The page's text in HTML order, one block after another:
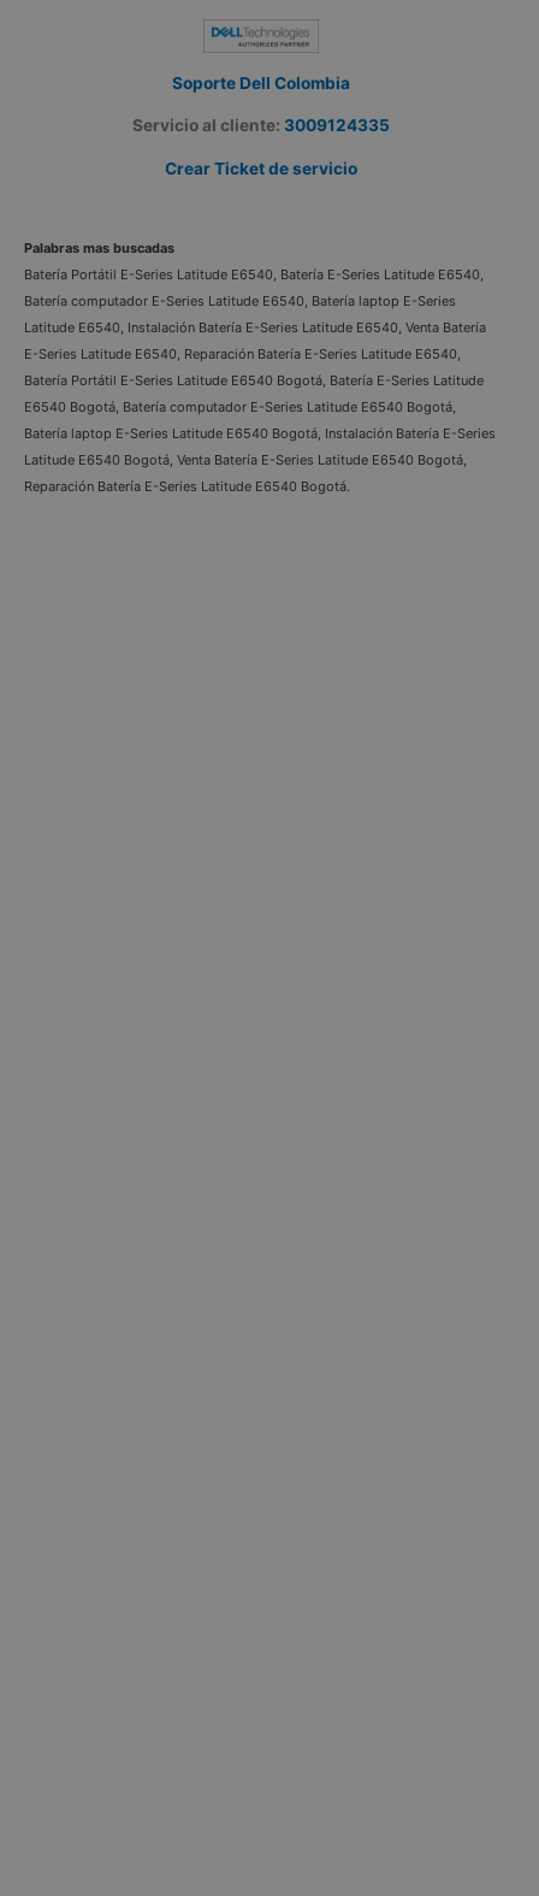
Soporte Dell Colombia
Servicio al cliente: 3009124335
Crear Ticket de servicio
Palabras mas buscadas
Batería Portátil E-Series Latitude E6540, Batería E-Series Latitude E6540,
Batería computador E-Series Latitude E6540, Batería laptop E-Series
Latitude E6540, Instalación Batería E-Series Latitude E6540, Venta Batería
E-Series Latitude E6540, Reparación Batería E-Series Latitude E6540,
Batería Portátil E-Series Latitude E6540 Bogotá, Batería E-Series Latitude
E6540 Bogotá, Batería computador E-Series Latitude E6540 Bogotá,
Batería laptop E-Series Latitude E6540 Bogotá, Instalación Batería E-Series
Latitude E6540 Bogotá, Venta Batería E-Series Latitude E6540 Bogotá,
Reparación Batería E-Series Latitude E6540 Bogotá.